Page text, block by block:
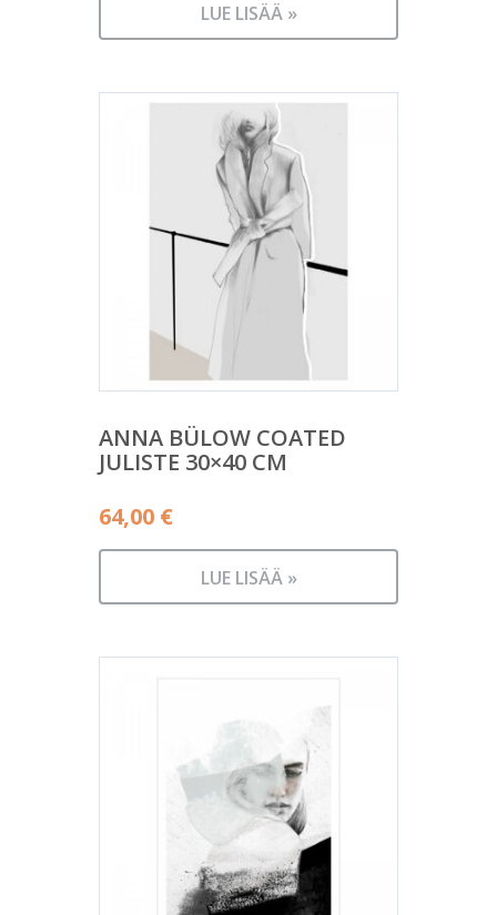
LUE LISÄÄ »
ANNA BÜLOW COATED
JULISTE 30×40 CM
64,00 €
LUE LISÄÄ »